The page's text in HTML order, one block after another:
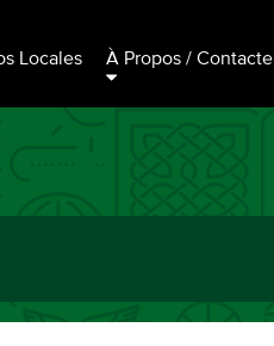
Locales À Propos /